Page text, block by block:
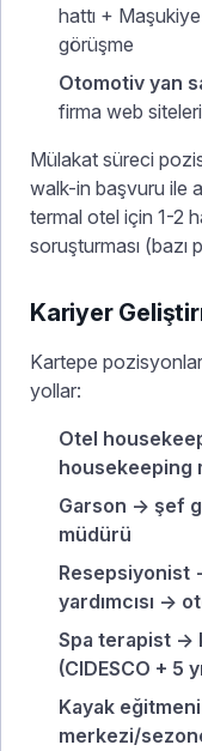
hattı +
görüşme
Otomotiv yan
firma web
Mülakat süreci
walk-in başvuru ile
termal otel için 1-2
soruşturması (bazı
Kariyer
Kartepe
yollar:
Otel
housekeeping
Garson → şef
müdürü
yardımcısı →
Spa terapist →
(CIDESCO + 5
Kayak
merkezi/